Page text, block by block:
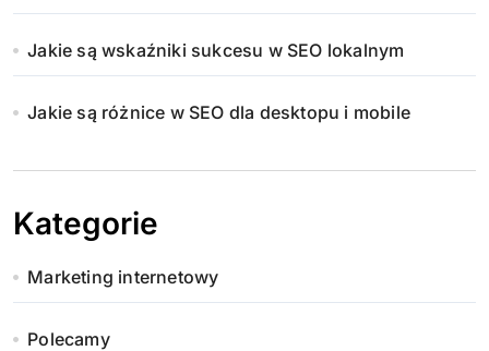
e
w
p
i
s
ó
w
Jakie są wskaźniki sukcesu w SEO lokalnym
Jakie są różnice w SEO dla desktopu i mobile
Kategorie
Marketing internetowy
Polecamy